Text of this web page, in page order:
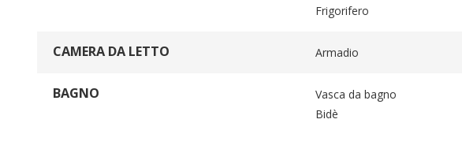
Frigorifero
CAMERA DA LETTO Armadio
BAGNO Vasca da bagno
Bidè